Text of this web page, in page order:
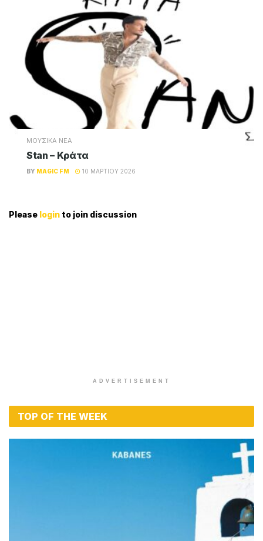
ΜΟΥΣΙΚΑ ΝΕΑ
Stan – Κράτα
BY MAGIC FM 10 ΜΑΡΤΊΟΥ 2026
Please login to join discussion
ADVERTISEMENT
TOP OF THE WEEK